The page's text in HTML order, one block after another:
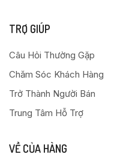
TRỢ GIÚP
Câu Hỏi Thường Gặp
Chăm Sóc Khách Hàng
Trở Thành Người Bán
Trung Tâm Hỗ Trợ
VỀ CỦA HÀNG